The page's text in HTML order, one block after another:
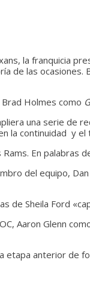
la franquicia
de las
Holmes como
una serie de
la continuidad y
En palabras
del equipo,
de Sheila Ford
Aaron Glenn
anterior de